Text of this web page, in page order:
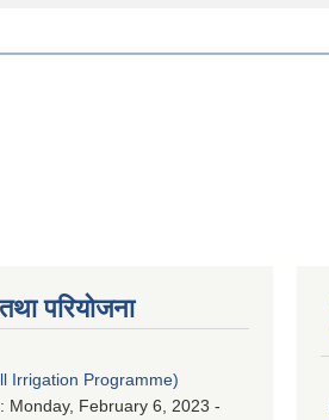
परियोजना
Irrigation Programme)
Monday, February 6, 2023 -